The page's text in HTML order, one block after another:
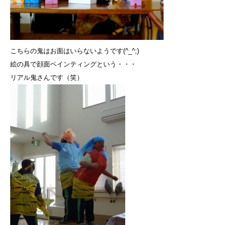
こちらの鬼はお面はいらないようです(^_^;)
絵の具で顔面ペインティングという・・・
リアル鬼さんです（笑）